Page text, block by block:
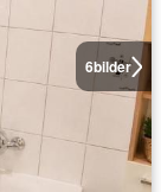
6bilder